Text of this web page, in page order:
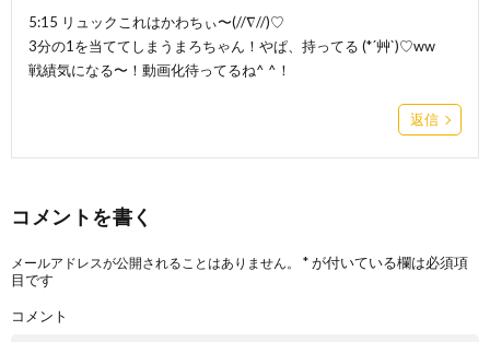
5:15 リュックこれはかわちぃ〜(//∇//)♡
3分の1を当ててしまうまろちゃん！やぱ、持ってる (*´艸`)♡ww
戦績気になる〜！動画化待ってるね^ ^！
返信
コメントを書く
メールアドレスが公開されることはありません。 *が付いている欄は必須項
目です
コメント